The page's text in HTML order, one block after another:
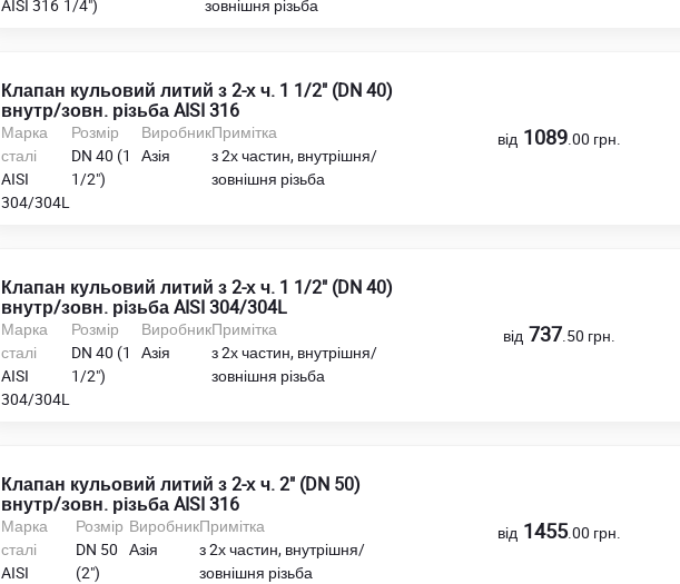
AISI 316 1/4")
зовнішня різьба
Клапан кульовий литий з 2-х ч. 1 1/2" (DN 40)
внутр/зовн. різьба AISI 316
Марка
сталі
AISI
304/304L
Розмір
DN 40 (1
1/2")
Виробник
Азія
Примітка
з 2х частин, внутрішня/
зовнішня різьба
від 1089.00 грн.
Клапан кульовий литий з 2-х ч. 1 1/2" (DN 40)
внутр/зовн. різьба AISI 304/304L
Марка
сталі
AISI
304/304L
Розмір
DN 40 (1
1/2")
Виробник
Азія
Примітка
з 2х частин, внутрішня/
зовнішня різьба
від 737.50 грн.
Клапан кульовий литий з 2-х ч. 2" (DN 50)
внутр/зовн. різьба AISI 316
Марка
сталі
AISI
Розмір
DN 50
(2")
Виробник
Азія
Примітка
з 2х частин, внутрішня/
зовнішня різьба
від 1455.00 грн.